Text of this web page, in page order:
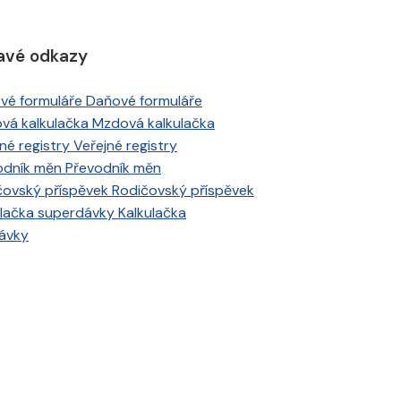
odkazy
Daňové formuláře
Mzdová kalkulačka
Veřejné registry
Převodník měn
Rodičovský příspěvek
Kalkulačka